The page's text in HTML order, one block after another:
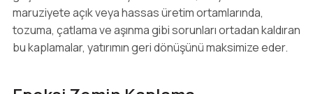
maruziyete açık veya hassas üretim ortamlarında,
tozuma, çatlama ve aşınma gibi sorunları ortadan kaldıran
bu kaplamalar, yatırımın geri dönüşünü maksimize eder.